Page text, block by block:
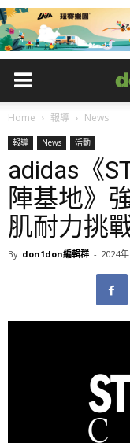
Home 報導 News
報導 News 活動
adidas《
陣基地》
肌耐力挑
By don1don編輯群 - 2024